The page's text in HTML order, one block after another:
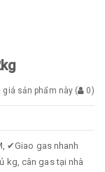
giá sản phẩm này ( 0)
✔Giao gas nhanh
kg, cân gas tại nhà